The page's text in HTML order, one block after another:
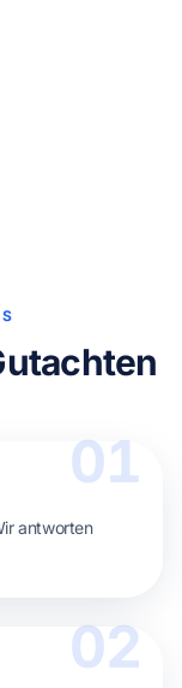
01
antworten
02